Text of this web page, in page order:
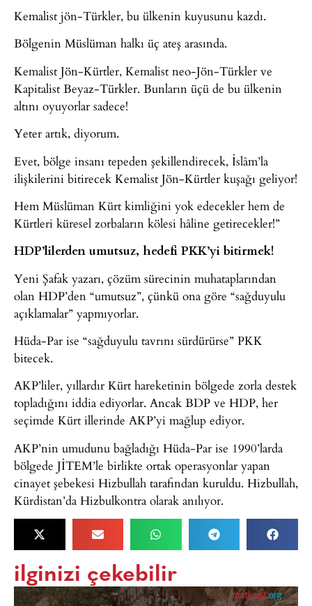
Kemalist jön-Türkler, bu ülkenin kuyusunu kazdı.
Bölgenin Müslüman halkı üç ateş arasında.
Kemalist Jön-Kürtler, Kemalist neo-Jön-Türkler ve
Kapitalist Beyaz-Türkler. Bunların üçü de bu ülkenin
altını oyuyorlar sadece!
Yeter artık, diyorum.
Evet, bölge insanı tepeden şekillendirecek, İslâm’la
ilişkilerini bitirecek Kemalist Jön-Kürtler kuşağı geliyor!
Hem Müslüman Kürt kimliğini yok edecekler hem de
Kürtleri küresel zorbaların kölesi hâline getirecekler!”
HDP’lilerden umutsuz, hedefi PKK’yi bitirmek!
Yeni Şafak yazarı, çözüm sürecinin muhataplarından
olan HDP’den “umutsuz”, çünkü ona göre “sağduyulu
açıklamalar” yapmıyorlar.
Hüda-Par ise “sağduyulu tavrını sürdürürse” PKK
bitecek.
AKP’liler, yıllardır Kürt hareketinin bölgede zorla destek
topladığını iddia ediyorlar. Ancak BDP ve HDP, her
seçimde Kürt illerinde AKP’yi mağlup ediyor.
AKP’nin umudunu bağladığı Hüda-Par ise 1990’larda
bölgede JİTEM’le birlikte ortak operasyonlar yapan
cinayet şebekesi Hizbullah tarafından kuruldu. Hizbullah,
Kürdistan’da Hizbulkontra olarak anılıyor.
ilginizi çekebilir